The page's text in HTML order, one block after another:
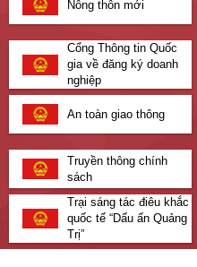
2024 xã Thanh An
CÔNG NHẬN GIA ĐÌNH
Nông thôn mới
Cổng Thông tin Quốc
gia về đăng ký doanh
nghiệp
An toàn giao thông
Truyền thông chính
sách
Trại sáng tác điêu khắc
quốc tế “Dấu ấn Quảng
Trị”